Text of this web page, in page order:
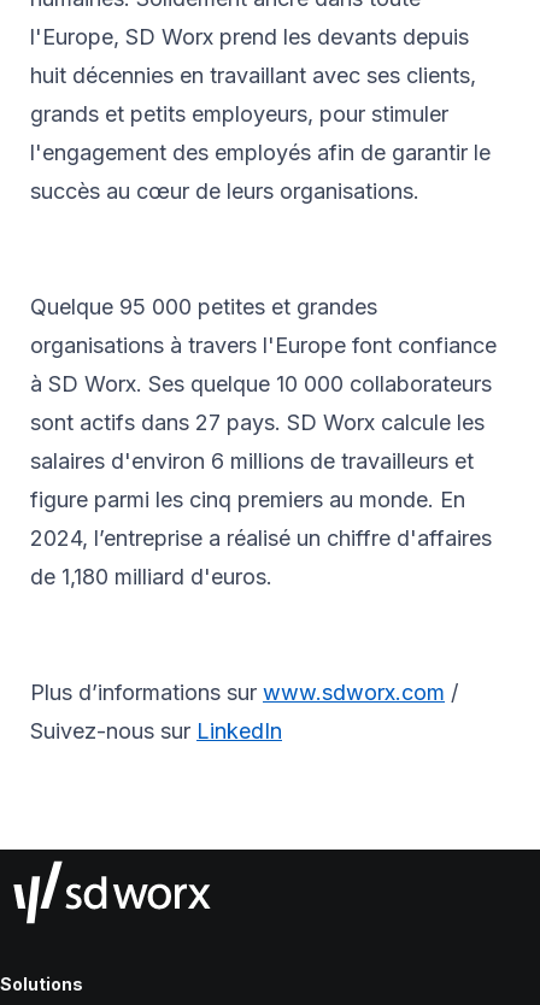
l'Europe, SD Worx prend les devants depuis
huit décennies en travaillant avec ses clients,
grands et petits employeurs, pour stimuler
l'engagement des employés afin de garantir le
succès au cœur de leurs organisations.
Quelque 95 000 petites et grandes
organisations à travers l'Europe font confiance
à SD Worx. Ses quelque 10 000 collaborateurs
sont actifs dans 27 pays. SD Worx calcule les
salaires d'environ 6 millions de travailleurs et
figure parmi les cinq premiers au monde. En
2024, l’entreprise a réalisé un chiffre d'affaires
de 1,180 milliard d'euros.
Plus d’informations sur www.sdworx.com /
Suivez-nous sur LinkedIn
Solutions